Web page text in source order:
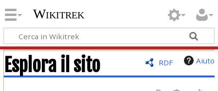
Wikitrek
RDF Aiuto
Esplora il sito